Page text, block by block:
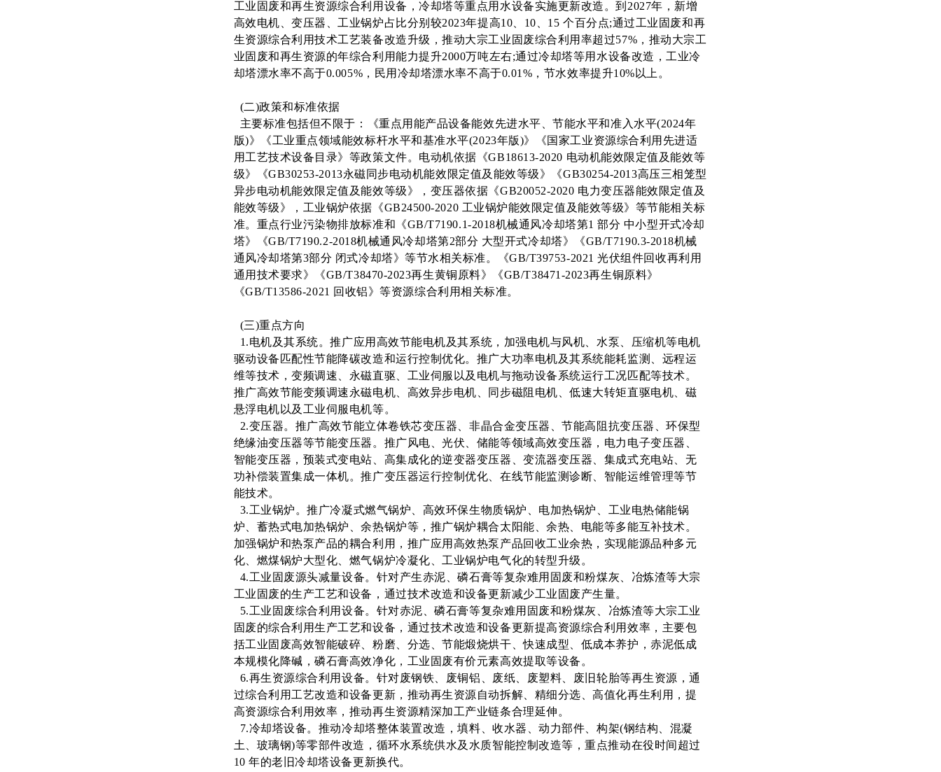
工业固废和再生资源综合利用设备，冷却塔等重点用水设备实施更新改造。到2027年，新增
高效电机、变压器、工业锅炉占比分别较2023年提高10、10、15 个百分点;通过工业固废和再
生资源综合利用技术工艺装备改造升级，推动大宗工业固废综合利用率超过57%，推动大宗工
业固废和再生资源的年综合利用能力提升2000万吨左右;通过冷却塔等用水设备改造，工业冷
却塔漂水率不高于0.005%，民用冷却塔漂水率不高于0.01%，节水效率提升10%以上。
(二)政策和标准依据
主要标准包括但不限于：《重点用能产品设备能效先进水平、节能水平和准入水平(2024年
版)》《工业重点领域能效标杆水平和基准水平(2023年版)》《国家工业资源综合利用先进适
用工艺技术设备目录》等政策文件。电动机依据《GB18613-2020 电动机能效限定值及能效等
级》《GB30253-2013永磁同步电动机能效限定值及能效等级》《GB30254-2013高压三相笼型
异步电动机能效限定值及能效等级》，变压器依据《GB20052-2020 电力变压器能效限定值及
能效等级》，工业锅炉依据《GB24500-2020 工业锅炉能效限定值及能效等级》等节能相关标
准。重点行业污染物排放标准和《GB/T7190.1-2018机械通风冷却塔第1 部分 中小型开式冷却
塔》《GB/T7190.2-2018机械通风冷却塔第2部分 大型开式冷却塔》《GB/T7190.3-2018机械
通风冷却塔第3部分 闭式冷却塔》等节水相关标准。《GB/T39753-2021 光伏组件回收再利用
通用技术要求》《GB/T38470-2023再生黄铜原料》《GB/T38471-2023再生铜原料》
《GB/T13586-2021 回收铝》等资源综合利用相关标准。
(三)重点方向
1.电机及其系统。推广应用高效节能电机及其系统，加强电机与风机、水泵、压缩机等电机
驱动设备匹配性节能降碳改造和运行控制优化。推广大功率电机及其系统能耗监测、远程运
维等技术，变频调速、永磁直驱、工业伺服以及电机与拖动设备系统运行工况匹配等技术。
推广高效节能变频调速永磁电机、高效异步电机、同步磁阻电机、低速大转矩直驱电机、磁
悬浮电机以及工业伺服电机等。
2.变压器。推广高效节能立体卷铁芯变压器、非晶合金变压器、节能高阻抗变压器、环保型
绝缘油变压器等节能变压器。推广风电、光伏、储能等领域高效变压器，电力电子变压器、
智能变压器，预装式变电站、高集成化的逆变器变压器、变流器变压器、集成式充电站、无
功补偿装置集成一体机。推广变压器运行控制优化、在线节能监测诊断、智能运维管理等节
能技术。
3.工业锅炉。推广冷凝式燃气锅炉、高效环保生物质锅炉、电加热锅炉、工业电热储能锅
炉、蓄热式电加热锅炉、余热锅炉等，推广锅炉耦合太阳能、余热、电能等多能互补技术。
加强锅炉和热泵产品的耦合利用，推广应用高效热泵产品回收工业余热，实现能源品种多元
化、燃煤锅炉大型化、燃气锅炉冷凝化、工业锅炉电气化的转型升级。
4.工业固废源头减量设备。针对产生赤泥、磷石膏等复杂难用固废和粉煤灰、冶炼渣等大宗
工业固废的生产工艺和设备，通过技术改造和设备更新减少工业固废产生量。
5.工业固废综合利用设备。针对赤泥、磷石膏等复杂难用固废和粉煤灰、冶炼渣等大宗工业
固废的综合利用生产工艺和设备，通过技术改造和设备更新提高资源综合利用效率，主要包
括工业固废高效智能破碎、粉磨、分选、节能煅烧烘干、快速成型、低成本养护，赤泥低成
本规模化降碱，磷石膏高效净化，工业固废有价元素高效提取等设备。
6.再生资源综合利用设备。针对废钢铁、废铜铝、废纸、废塑料、废旧轮胎等再生资源，通
过综合利用工艺改造和设备更新，推动再生资源自动拆解、精细分选、高值化再生利用，提
高资源综合利用效率，推动再生资源精深加工产业链条合理延伸。
7.冷却塔设备。推动冷却塔整体装置改造，填料、收水器、动力部件、构架(钢结构、混凝
土、玻璃钢)等零部件改造，循环水系统供水及水质智能控制改造等，重点推动在役时间超过
10 年的老旧冷却塔设备更新换代。